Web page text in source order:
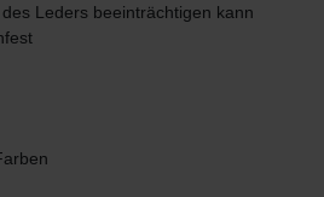
Leders beeinträchtigen kann